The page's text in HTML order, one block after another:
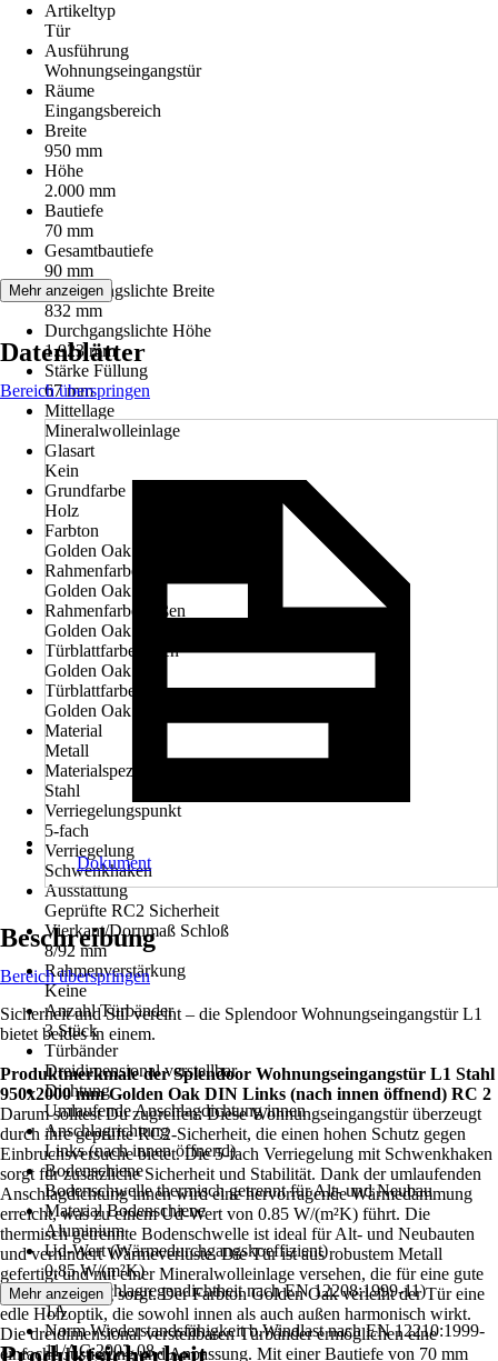
Artikeltyp
Tür
Ausführung
Wohnungseingangstür
Räume
Eingangsbereich
Breite
950 mm
Höhe
2.000 mm
Bautiefe
70 mm
Gesamtbautiefe
90 mm
Durchgangslichte Breite
832 mm
Durchgangslichte Höhe
1.923 mm
Stärke Füllung
67 mm
Mittellage
Mineralwolleinlage
Glasart
Kein
Grundfarbe
Holz
Farbton
Golden Oak
Rahmenfarbe innen
Golden Oak
Rahmenfarbe außen
Golden Oak
Türblattfarbe innen
Golden Oak
Türblattfarbe außen
Golden Oak
Material
Metall
Materialspezifizierung
Stahl
Verriegelungspunkt
5-fach
Verriegelung
Schwenkhaken
Ausstattung
Geprüfte RC2 Sicherheit
Vierkant/Dornmaß Schloß
8/92 mm
Rahmenverstärkung
Keine
Anzahl Türbänder
3 Stück
Türbänder
Dreidimensional verstellbar
Dichtung
Umlaufende Anschlagdichtung innen
Anschlagrichtung
Links (nach innen öffnend)
Bodenschiene
Bodenschwelle thermisch getrennt für Alt- und Neubau
Material Bodenschiene
Aluminium
Ud-Wert (Wärmedurchgangskoeffizient)
0,85 W/(m²K)
Norm (Schlagregendichtheit nach EN 12208:1999-11)
1A
Norm Wiederstandsfähigkeit b.Windlast nach EN 12210:1999-
11/AC:2002-08
Mehr anzeigen
Datenblätter
Bereich überspringen
Dokument
Beschreibung
Bereich überspringen
Sicherheit und Stil vereint – die Splendoor Wohnungseingangstür L1
bietet beides in einem.
Produktmerkmale der Splendoor Wohnungseingangstür L1 Stahl
950x2000 mm Golden Oak DIN Links (nach innen öffnend) RC 2
Darum solltest Du zugreifen: Diese Wohnungseingangstür überzeugt
durch ihre geprüfte RC2-Sicherheit, die einen hohen Schutz gegen
Einbruchsversuche bietet. Die 5-fach Verriegelung mit Schwenkhaken
sorgt für zusätzliche Sicherheit und Stabilität. Dank der umlaufenden
Anschlagdichtung innen wird eine hervorragende Wärmedämmung
erreicht, was zu einem Ud-Wert von 0.85 W/(m²K) führt. Die
thermisch getrennte Bodenschwelle ist ideal für Alt- und Neubauten
und verhindert Wärmeverluste. Die Tür ist aus robustem Metall
gefertigt und mit einer Mineralwolleinlage versehen, die für eine gute
Schalldämmung sorgt. Der Farbton Golden Oak verleiht der Tür eine
edle Holzoptik, die sowohl innen als auch außen harmonisch wirkt.
Die dreidimensional verstellbaren Türbänder ermöglichen eine
einfache Justierung und Anpassung. Mit einer Bautiefe von 70 mm
Mehr anzeigen